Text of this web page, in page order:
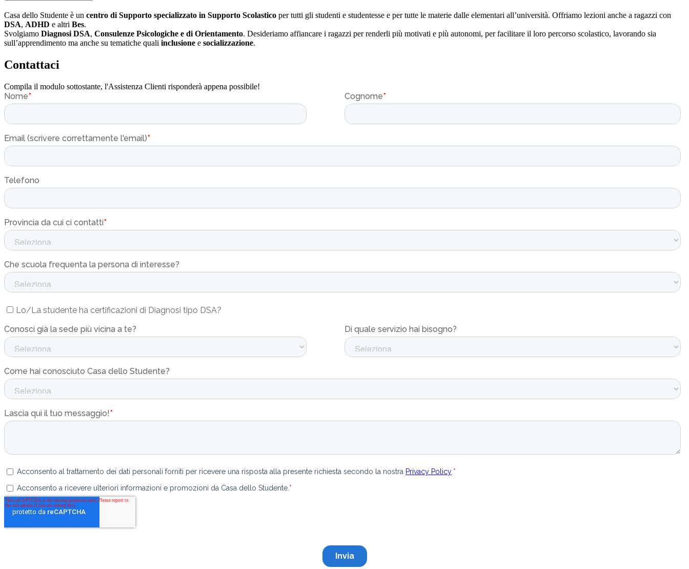
Casa dello Studente è un centro di Supporto specializzato in Supporto Scolastico per tutti gli studenti e studentesse e per tutte le materie dalle elementari all’università. Offriamo lezioni anche a ragazzi con
DSA, ADHD e altri Bes.
Svolgiamo Diagnosi DSA, Consulenze Psicologiche e di Orientamento. Desideriamo affiancare i ragazzi per renderli più motivati e più autonomi, per facilitare il loro percorso scolastico, lavorando sia
sull’apprendimento ma anche su tematiche quali inclusione e socializzazione.
Contattaci
Compila il modulo sottostante, l'Assistenza Clienti risponderà appena possibile!